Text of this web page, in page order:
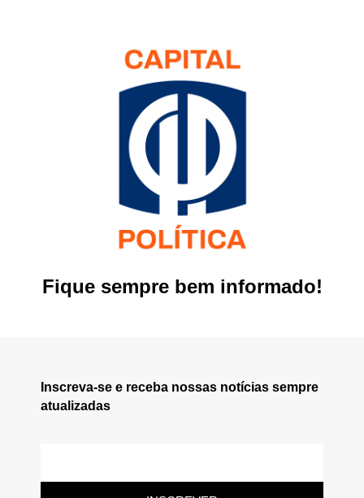
Fique sempre bem informado!
Inscreva-se e receba nossas notícias sempre
atualizadas